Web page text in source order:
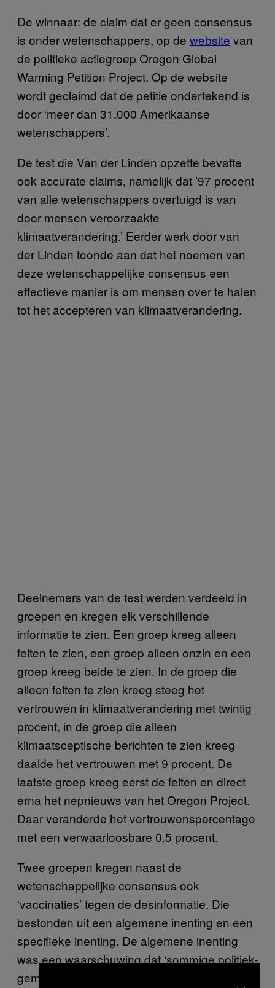
De winnaar: de claim dat er geen consensus
is onder wetenschappers, op de website van
de politieke actiegroep Oregon Global
Warming Petition Project. Op de website
wordt geclaimd dat de petitie ondertekend is
door ‘meer dan 31.000 Amerikaanse
wetenschappers’.
De test die Van der Linden opzette bevatte
ook accurate claims, namelijk dat ’97 procent
van alle wetenschappers overtuigd is van
door mensen veroorzaakte
klimaatverandering.’ Eerder werk door van
der Linden toonde aan dat het noemen van
deze wetenschappelijke consensus een
effectieve manier is om mensen over te halen
tot het accepteren van klimaatverandering.
Deelnemers van de test werden verdeeld in
groepen en kregen elk verschillende
informatie te zien. Een groep kreeg alleen
feiten te zien, een groep alleen onzin en een
groep kreeg beide te zien. In de groep die
alleen feiten te zien kreeg steeg het
vertrouwen in klimaatverandering met twintig
procent, in de groep die alleen
klimaatsceptische berichten te zien kreeg
daalde het vertrouwen met 9 procent. De
laatste groep kreeg eerst de feiten en direct
erna het nepnieuws van het Oregon Project.
Daar veranderde het vertrouwenspercentage
met een verwaarloosbare 0.5 procent.
Twee groepen kregen naast de
wetenschappelijke consensus ook
‘vaccinaties’ tegen de desinformatie. Die
bestonden uit een algemene inenting en een
specifieke inenting. De algemene inenting
was een waarschuwing dat ‘sommige politiek-
gemotiveerde groepen misleidende tactieken